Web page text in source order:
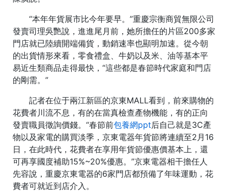
“本年年貨展市比今年要早。”重慶宗衡商貿無限公司
發賣司理吳艷說，進進尾月前，她所擔任的片區200多家
門店就已陸續開端備貨，動銷速率也顯明加速。從今朝
的出貨情形來看，零食禮盒、牛奶以及米、油等基本平
易近生類商品走得最快，“這些都是春節時代家庭和門店
的剛需。”
記者在位于兩江新區的京東MALL看到，前來購物的
花費者川流不息，有的在當真檢查產物機能，有的正向
發賣職員徵詢價錢。“春節前包養網ppt后自己就是3C產
物以及家電的購買淡季，京東電器年貨節將連續至2月16
日，在此時代，花費者在享用年貨節優惠價基本上，還
可再享國度補助15%~20%優惠。”京東電器相干擔任人
先容說，重慶京東電器的6家門店都預備了年味運動，花
費者可就近到店介入。